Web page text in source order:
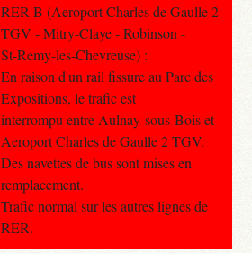
RER B (Aeroport Charles de Gaulle 2
TGV - Mitry-Claye - Robinson -
St-Remy-les-Chevreuse) :
En raison d'un rail fissure au Parc des
Expositions, le trafic est
interrompu entre Aulnay-sous-Bois et
Aeroport Charles de Gaulle 2 TGV.
Des navettes de bus sont mises en
remplacement.
Trafic normal sur les autres lignes de
RER.